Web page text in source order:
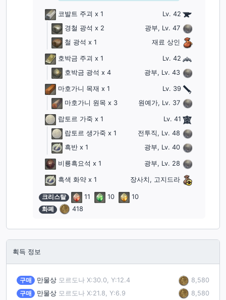
코발트 주괴 x 1
Lv. 42
경철 광석 x 2
광부, Lv. 47
철 광석 x 1 재료 상인
호박금 주괴 x 1
Lv. 42
호박금 광석 x 4 광부, Lv. 43
마호가니 목재 x 1
Lv. 39
마호가니 원목 x 3 원예가, Lv. 37
랍토르 가죽 x 1
Lv. 41
랍토르 생가죽 x 1
전투직, Lv. 48
흑반 x 1 광부, Lv. 40
비룡흑요석 x 1 광부, Lv. 28
흑색 화약 x 1 장사치, 고지드라
크리스탈 11 10
10
화폐
418
획득 정보
구매 만물상 모르도나 X:30.0, Y:12.4
8,580
구매
만물상 모르도나 X:21.8, Y:6.9
8,580